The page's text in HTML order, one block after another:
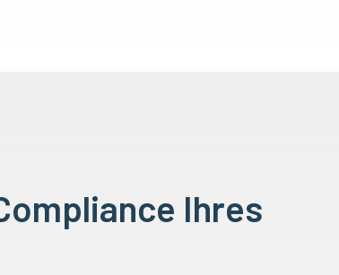
Ihres